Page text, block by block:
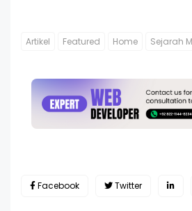
Artikel Featured Home Sejarah
Facebook Twitter